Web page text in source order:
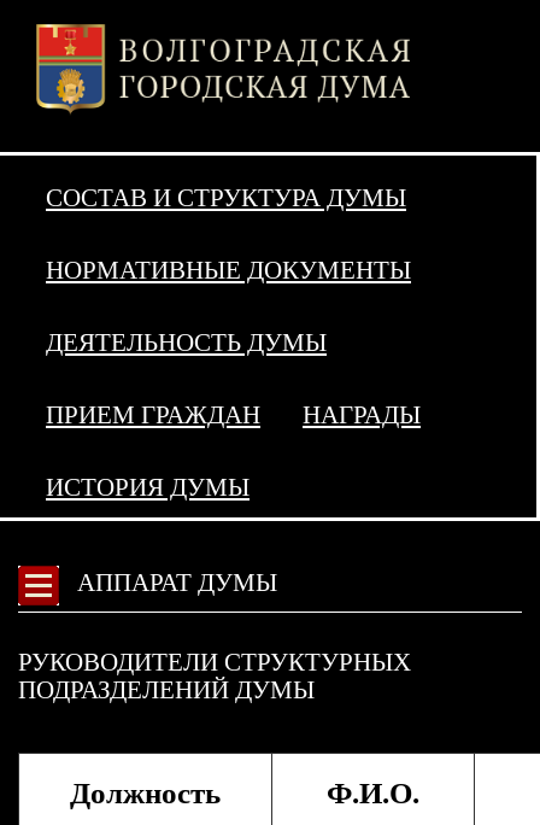
СОСТАВ И СТРУКТУРА ДУМЫ
НОРМАТИВНЫЕ ДОКУМЕНТЫ
ДЕЯТЕЛЬНОСТЬ ДУМЫ
ПРИЕМ ГРАЖДАН НАГРАДЫ
ИСТОРИЯ ДУМЫ
АППАРАТ ДУМЫ
РУКОВОДИТЕЛИ СТРУКТУРНЫХ
ПОДРАЗДЕЛЕНИЙ ДУМЫ
Должность Ф.И.О.